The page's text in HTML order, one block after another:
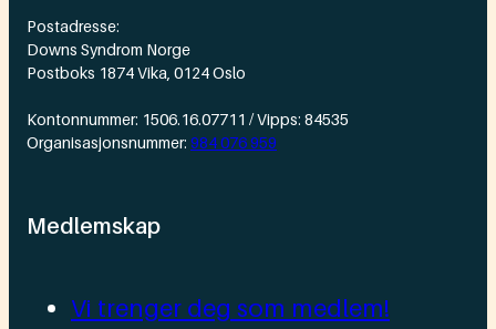
Postadresse:
Downs Syndrom Norge
Postboks 1874 Vika, 0124 Oslo
Kontonnummer: 1506.16.07711 / Vipps: 84535
Organisasjonsnummer: 984 076 959
Medlemskap
Vi trenger deg som medlem!